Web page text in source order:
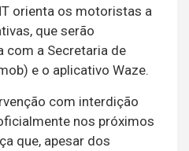
orienta os motoristas a
que serão
com a Secretaria de
e o aplicativo Waze.
com interdição
nos próximos
que, apesar dos